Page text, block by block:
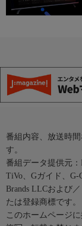
番組内容、放送時
す。
番組データ提供元：
TiVo、Gガイド、
Brands LLCおよび
たは登録商標です。
このホームページ